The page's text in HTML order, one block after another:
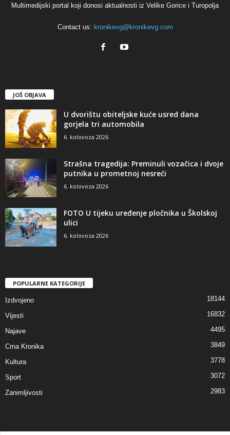
Multimedijski portal koji donosi aktualnosti iz Velike Gorice i Turopolja
Contact us: kronikevg@kronikevg.com
JOŠ OBJAVA
U dvorištu obiteljske kuće usred dana
gorjela tri automobila
6. kolovoza 2026
Strašna tragedija: Preminuli vozačica i dvoje
putnika u prometnoj nesreći
6. kolovoza 2026
FOTO U tijeku uređenje pločnika u Školskoj
ulici
6. kolovoza 2026
POPULARNE KATEGORIJE
Izdvojeno 18144
Vijesti 16832
Najave 4495
Crna Kronika 3849
Kultura 3778
Sport 3072
Zanimljivosti 2983